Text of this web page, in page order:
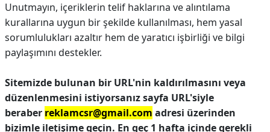
Unutmayın, içeriklerin telif haklarına ve alıntılama
kurallarına uygun bir şekilde kullanılması, hem yasal
sorumlulukları azaltır hem de yaratıcı işbirliği ve bilgi
paylaşımını destekler.
Sitemizde bulunan bir URL'nin kaldırılmasını veya
düzenlenmesini istiyorsanız sayfa URL'siyle
beraber reklamcsr@gmail.com adresi üzerinden
bizimle iletişime geçin. En geç 1 hafta içinde gerekli